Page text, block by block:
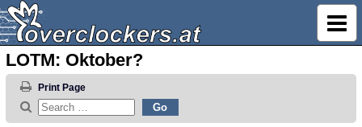
LOTM: Oktober?
Print Page